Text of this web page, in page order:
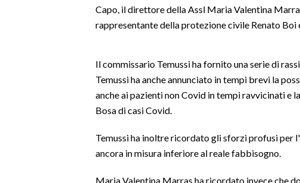
Capo, il direttore della Assl Maria Valentina
rappresentante della protezione civile Renato Boi
Il commissario Temussi ha fornito una serie di
Temussi ha anche annunciato in tempi brevi la
anche ai pazienti non Covid in tempi ravvicinati e
Bosa di casi Covid.
Temussi ha inoltre ricordato gli sforzi profusi per
ancora in misura inferiore al reale fabbisogno.
Maria Valentina Marras ha ricordato invece che